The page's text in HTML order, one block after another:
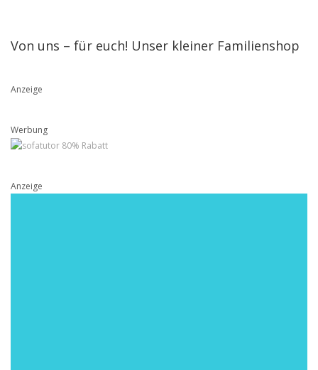
Von uns – für euch! Unser kleiner Familienshop
Anzeige
Werbung
Anzeige